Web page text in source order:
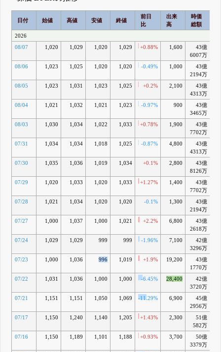
日付 始値 高値 安値 終値
前日
比
出来
高
時価
総額
2026
08/07
1,020 1,029 1,020 1,029 +0.88% 1,600
43億
6007万
08/06 1,023 1,025 1,020 1,020 -0.49% 1,000
43億
2194万
08/05 1,023 1,031 1,023 1,025 +0.2% 2,100
43億
4313万
08/04 1,021 1,032 1,021 1,023 -0.97% 900
43億
3465万
08/03 1,030 1,034 1,022 1,033 +0.78% 1,900
43億
7702万
07/31 1,034 1,034 1,018 1,025 -0.87% 4,800
43億
4313万
07/30 1,035 1,036 1,019 1,034 +0.1% 2,800
43億
8126万
07/29 1,020 1,033 1,020 1,033 +1.27% 1,400
43億
7702万
07/28 1,021 1,034 1,020 1,020 -0.1% 1,300
43億
2194万
07/27 1,000 1,037 1,000 1,021 +2.2% 6,800
43億
2618万
07/24 1,029 1,029 999 999 -1.96% 7,100
42億
3296万
07/23 1,000 1,036 996 1,019 +1.9% 19,200
43億
1770万
07/22 1,031 1,036 1,000 1,000 -6.45% 28,400
42億
3720万
07/21 1,151 1,151 1,050 1,069 -11.29% 6,900
45億
2956万
07/17 1,150 1,240 1,140 1,205 +1.43% 2,300
51億
582万
07/16 1,150 1,189 1,101 1,188 +0.93% 3,700
50億
3379万